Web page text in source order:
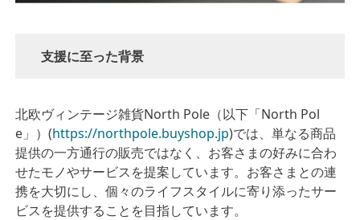
支援に至った背景
北欧ヴィンテージ雑貨North Pole（以下「North Pol
e」） (https://northpole.buyshop.jp)では、単なる商品
提供の一方通行の販売ではなく、お客さまの好みに合わ
せたモノやサービスを提案しています。お客さまとの連
携を大切にし、個々のライフスタイルに寄り添ったサー
ビスを提供することを目指しています。